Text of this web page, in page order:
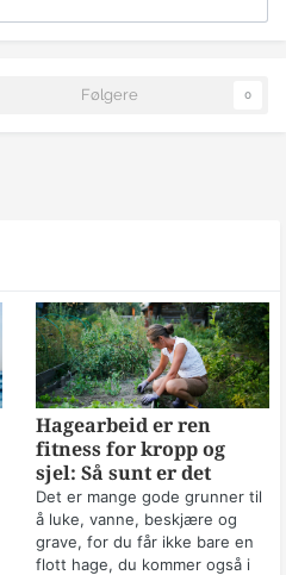
Følgere 0
Hagearbeid er ren
fitness for kropp og
sjel: Så sunt er det
Det er mange gode grunner til
å luke, vanne, beskjære og
grave, for du får ikke bare en
flott hage, du kommer også i